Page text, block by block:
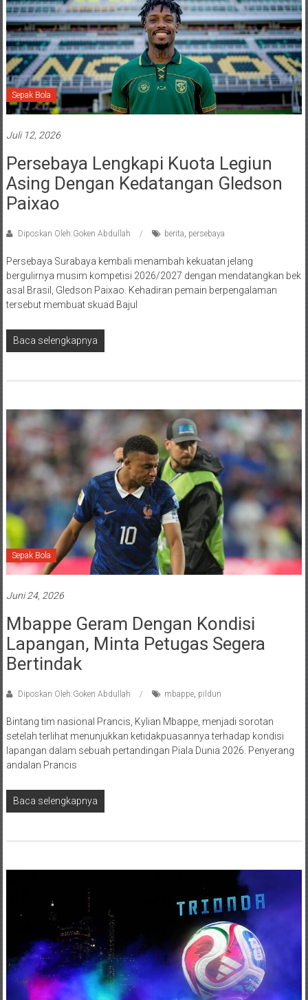
Sepak Bola
Juli 12, 2026
Persebaya Lengkapi Kuota Legiun
Asing Dengan Kedatangan Gledson
Paixao
Diposkan Oleh:Goken Abdullah berita persebaya
Persebaya Surabaya kembali menambah kekuatan jelang
bergulirnya musim kompetisi 2026/2027 dengan mendatangkan bek
asal Brasil, Gledson Paixao. Kehadiran pemain berpengalaman
tersebut membuat skuad Bajul
Baca selengkapnya
Sepak Bola
Juni 24, 2026
Mbappe Geram Dengan Kondisi
Lapangan, Minta Petugas Segera
Bertindak
Diposkan Oleh:Goken Abdullah mbappe, pildun
Bintang tim nasional Prancis, Kylian Mbappe, menjadi sorotan
setelah terlihat menunjukkan ketidakpuasannya terhadap kondisi
lapangan dalam sebuah pertandingan Piala Dunia 2026. Penyerang
andalan Prancis
Baca selengkapnya